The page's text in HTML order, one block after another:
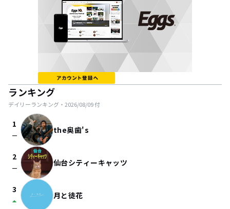
ランキング
デイリーランキング・ 2026/08/09付
1
check_indeterminate_small the奥歯's
2
check_indeterminate_small 仙台シティーキャッツ
3
arrow_drop_up 月と徒花